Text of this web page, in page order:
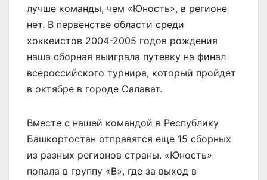
лучше команды, чем «Юность», в регионе
нет. В первенстве области среди
хоккеистов 2004-2005 годов рождения
наша сборная выиграла путевку на финал
всероссийского турнира, который пройдет
в октябре в городе Салават.
Вместе с нашей командой в Республику
Башкортостан отправятся еще 15 сборных
из разных регионов страны. «Юность»
попала в группу «В», где за выход в